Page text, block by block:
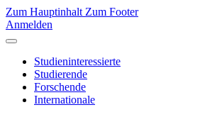
Zum Hauptinhalt Zum Footer
Anmelden
Studieninteressierte
Studierende
Forschende
Internationale